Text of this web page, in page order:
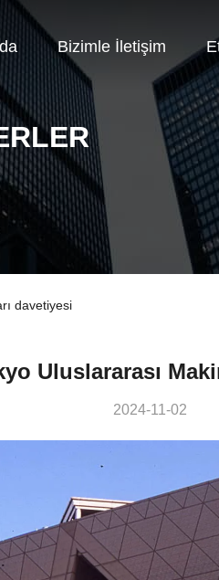
Bizimle İletişim
davetiyesi
Uluslararası
2024-11-02